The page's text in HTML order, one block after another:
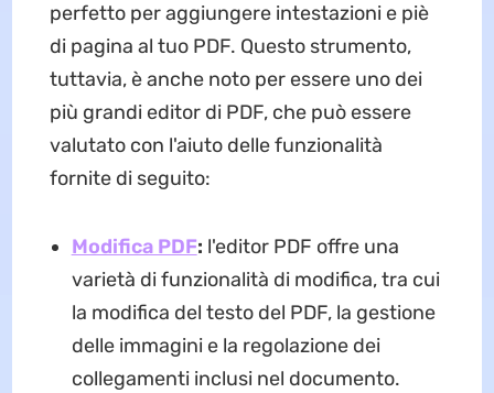
perfetto per aggiungere intestazioni e piè
di pagina al tuo PDF. Questo strumento,
tuttavia, è anche noto per essere uno dei
più grandi editor di PDF, che può essere
valutato con l'aiuto delle funzionalità
fornite di seguito:
Modifica PDF: l'editor PDF offre una
varietà di funzionalità di modifica, tra cui
la modifica del testo del PDF, la gestione
delle immagini e la regolazione dei
collegamenti inclusi nel documento.